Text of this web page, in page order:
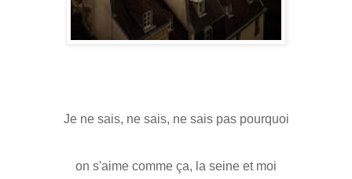
Je ne sais, ne sais, ne sais pas pourquoi
on s'aime comme ça, la seine et moi